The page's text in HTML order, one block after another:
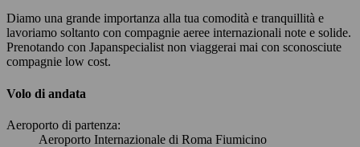
Diamo una grande importanza alla tua comodità e tranquillità e
lavoriamo soltanto con compagnie aeree internazionali note e solide.
Prenotando con Japanspecialist non viaggerai mai con sconosciute
compagnie low cost.
Volo di andata
Aeroporto di partenza:
Aeroporto Internazionale di Roma Fiumicino